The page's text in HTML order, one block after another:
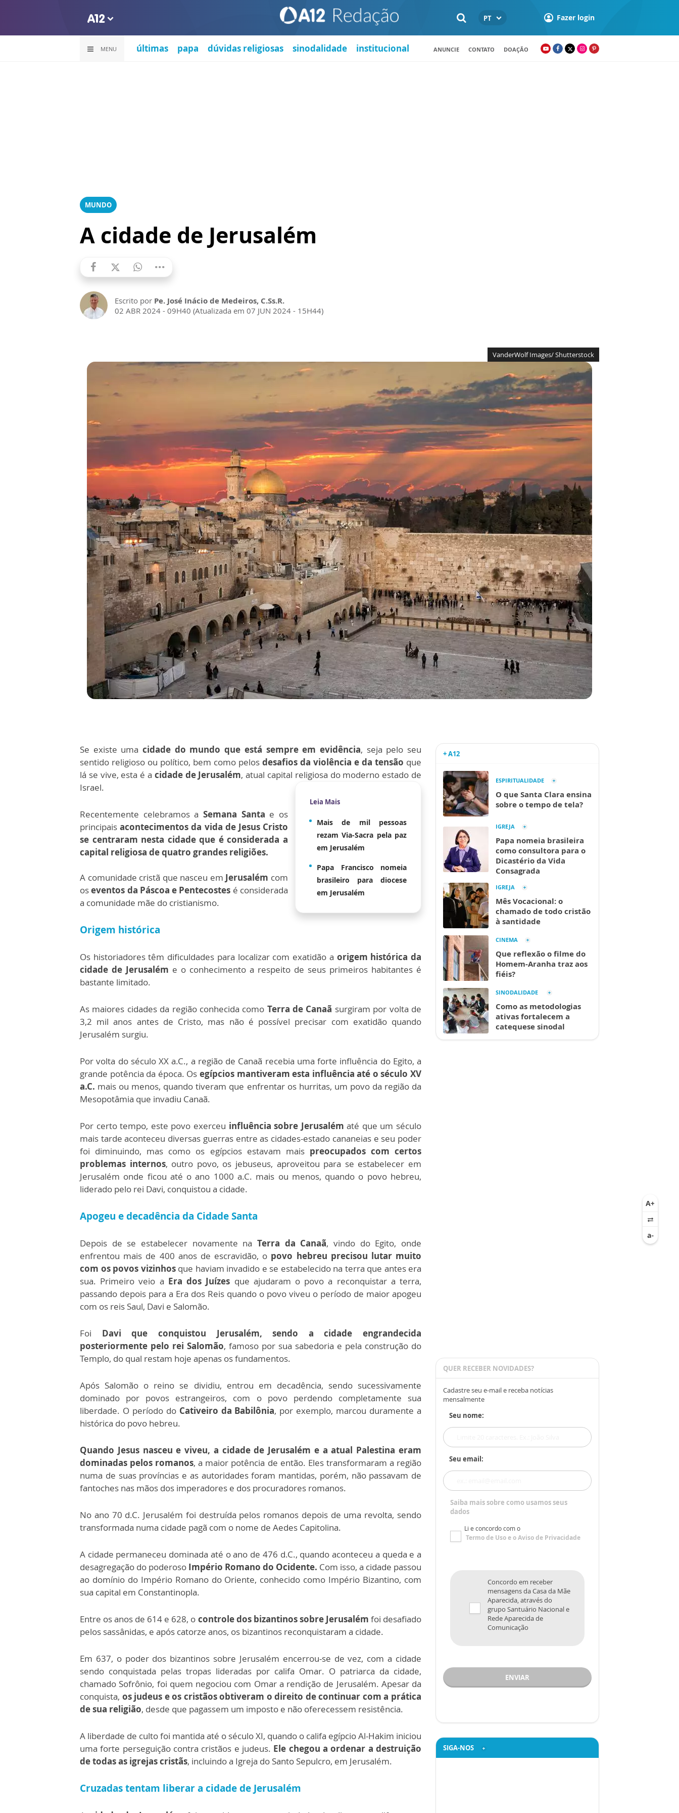
PT Fazer login
MENU últimas papa dúvidas religiosas sinodalidade institucional ANUNCIE CONTATO DOAÇÃO
MUNDO
A cidade de Jerusalém
Escrito por Pe. José Inácio de Medeiros, C.Ss.R.
02 ABR 2024 - 09H40 (Atualizada em 07 JUN 2024 - 15H44)
VanderWolf Images/ Shutterstock
Se existe umacidade do mundo que está sempre em evidência, seja pelo seu
sentido religioso ou político, bem como pelos desafios da violência e da tensão que
lá se vive, esta é a cidade de Jerusalém, atual capital religiosa do moderno estado de
Israel.
Leia Mais
Mais de mil pessoas
rezam Via-Sacra pela paz
em Jerusalém
Papa Francisco nomeia
brasileiro para diocese
em Jerusalém
Recentemente celebramos a Semana Santa e os
principaisacontecimentos da vida de Jesus Cristo
se centraram nesta cidade que é considerada a
capital religiosa de quatro grandes religiões.
A comunidade cristã que nasceu em Jerusalém com
oseventos da Páscoa e Pentecostes é considerada
a comunidade mãe do cristianismo.
Origem histórica
Os historiadores têm dificuldades para localizar com exatidão a origem histórica da
cidade de Jerusalém e o conhecimento a respeito de seus primeiros habitantes é
bastante limitado.
As maiores cidades da região conhecida como Terra de Canaã surgiram por volta de
3,2 mil anos antes de Cristo, mas não é possível precisar com exatidão quando
Jerusalém surgiu.
Por volta do século XX a.C., a região de Canaã recebia uma forte influência do Egito, a
grande potência da época. Os egípcios mantiveram esta influência até o século XV
a.C. mais ou menos, quando tiveram que enfrentar os hurritas, um povo da região da
Mesopotâmia que invadiu Canaã.
Por certo tempo, este povo exerceu influência sobre Jerusalématé que um século
mais tarde aconteceu diversas guerras entre as cidades-estado cananeias e seu poder
foi diminuindo, mas como os egípcios estavam mais preocupados com certos
problemas internos, outro povo, os jebuseus, aproveitou para se estabelecer em
Jerusalém onde ficou até o ano 1000 a.C. mais ou menos, quando o povo hebreu,
liderado pelo rei Davi, conquistou a cidade.
Apogeu e decadência da Cidade Santa
Depois de se estabelecer novamente na Terra da Canaã, vindo do Egito, onde
enfrentou mais de 400 anos de escravidão, o povo hebreu precisou lutar muito
com os povos vizinhos que haviam invadido e se estabelecido na terra que antes era
sua. Primeiro veio a Era dos Juízes que ajudaram o povo a reconquistar a terra,
passando depois para a Era dos Reis quando o povo viveu o período de maior apogeu
com os reis Saul, Davi e Salomão.
Foi Davi que conquistou Jerusalém, sendo a cidade engrandecida
posteriormente pelo rei Salomão, famoso por sua sabedoria e pela construção do
Templo, do qual restam hoje apenas os fundamentos.
Após Salomão o reino se dividiu, entrou em decadência, sendo sucessivamente
dominado por povos estrangeiros, com o povo perdendo completamente sua
liberdade. O período do Cativeiro da Babilônia, por exemplo, marcou duramente a
histórica do povo hebreu.
Quando Jesus nasceu e viveu, a cidade de Jerusalém e a atual Palestina eram
dominadas pelos romanos, a maior potência de então. Eles transformaram a região
numa de suas províncias e as autoridades foram mantidas, porém, não passavam de
fantoches nas mãos dos imperadores e dos procuradores romanos.
No ano 70 d.C. Jerusalém foi destruída pelos romanos depois de uma revolta, sendo
transformada numa cidade pagã com o nome de Aedes Capitolina.
A cidade permaneceu dominada até o ano de 476 d.C., quando aconteceu a queda e a
desagregação do poderoso Império Romano do Ocidente. Com isso, a cidade passou
ao domínio do Império Romano do Oriente, conhecido como Império Bizantino, com
sua capital em Constantinopla.
Entre os anos de 614 e 628, o controle dos bizantinos sobre Jerusalém foi desafiado
pelos sassânidas, e após catorze anos, os bizantinos reconquistaram a cidade.
Em 637, o poder dos bizantinos sobre Jerusalém encerrou-se de vez, com a cidade
sendo conquistada pelas tropas lideradas por califa Omar. O patriarca da cidade,
chamado Sofrônio, foi quem negociou com Omar a rendição de Jerusalém. Apesar da
conquista, os judeus e os cristãos obtiveram o direito de continuar com a prática
de sua religião, desde que pagassem um imposto e não oferecessem resistência.
A liberdade de culto foi mantida até o século XI, quando o califa egípcio Al-Hakim iniciou
uma forte perseguição contra cristãos e judeus. Ele chegou a ordenar a destruição
de todas as igrejas cristãs, incluindo a Igreja do Santo Sepulcro, em Jerusalém.
Cruzadas tentam liberar a cidade de Jerusalém
+ A12
ESPIRITUALIDADE
O que Santa Clara ensina
sobre o tempo de tela?
IGREJA
Papa nomeia brasileira
como consultora para o
Dicastério da Vida
Consagrada
IGREJA
Mês Vocacional: o
chamado de todo cristão
à santidade
CINEMA
Que reflexão o filme do
Homem-Aranha traz aos
fiéis?
SINODALIDADE
Como as metodologias
ativas fortalecem a
catequese sinodal
QUER RECEBER NOVIDADES?
Cadastre seu e-mail e receba notícias
mensalmente
Seu nome:
Seu email:
Saiba mais sobre como usamos seus
dados
Li e concordo com o
Termo de Usoe oAviso de Privacidade
Concordo em receber
mensagens da Casa da Mãe
Aparecida, através do
grupo Santuário Nacional e
Rede Aparecida de
Comunicação
ENVIAR
SIGA-NOS